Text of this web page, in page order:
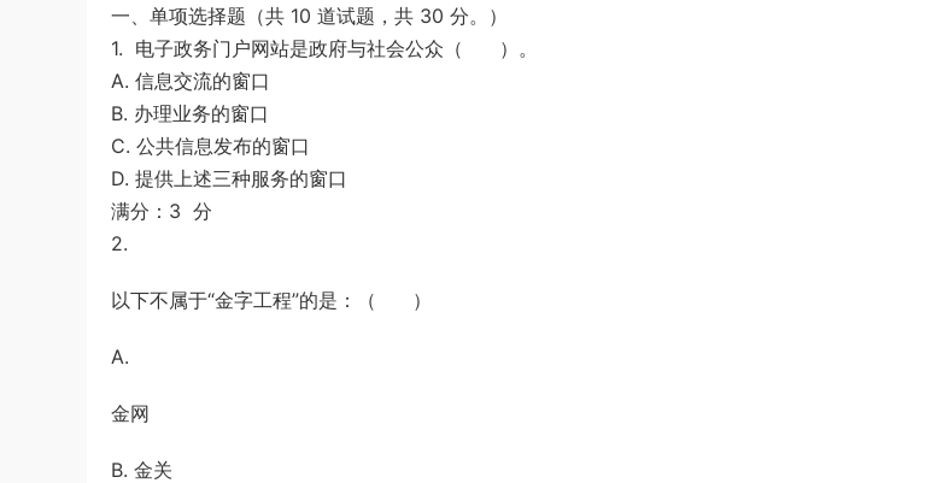
一、单项选择题（共 10 道试题，共 30 分。）
1. 电子政务门户网站是政府与社会公众（ ）。
A. 信息交流的窗口
B. 办理业务的窗口
C. 公共信息发布的窗口
D. 提供上述三种服务的窗口
满分：3 分
2.
以下不属于“金字工程”的是：（ ）
A.
金网
B. 金关
《行测》真题答案及解析
下载了资源 2004年广东公务员考试
《行测》真题(下半年）答案及解析
6小时前